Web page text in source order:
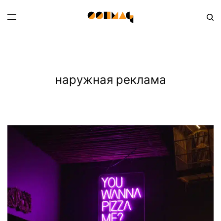
наружная реклама